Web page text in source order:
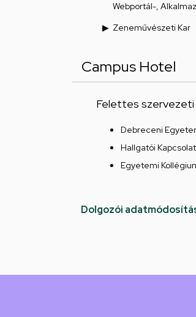
Webportál-,
Zeneművészeti Kar
Campus Hotel
Felettes
Debreceni
Hallgatói
Egyetemi
Dolgozói